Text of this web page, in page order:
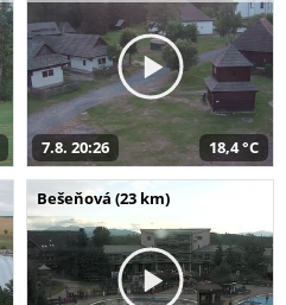
7.8. 20:26 18,4 °C
Bešeňová (23 km)